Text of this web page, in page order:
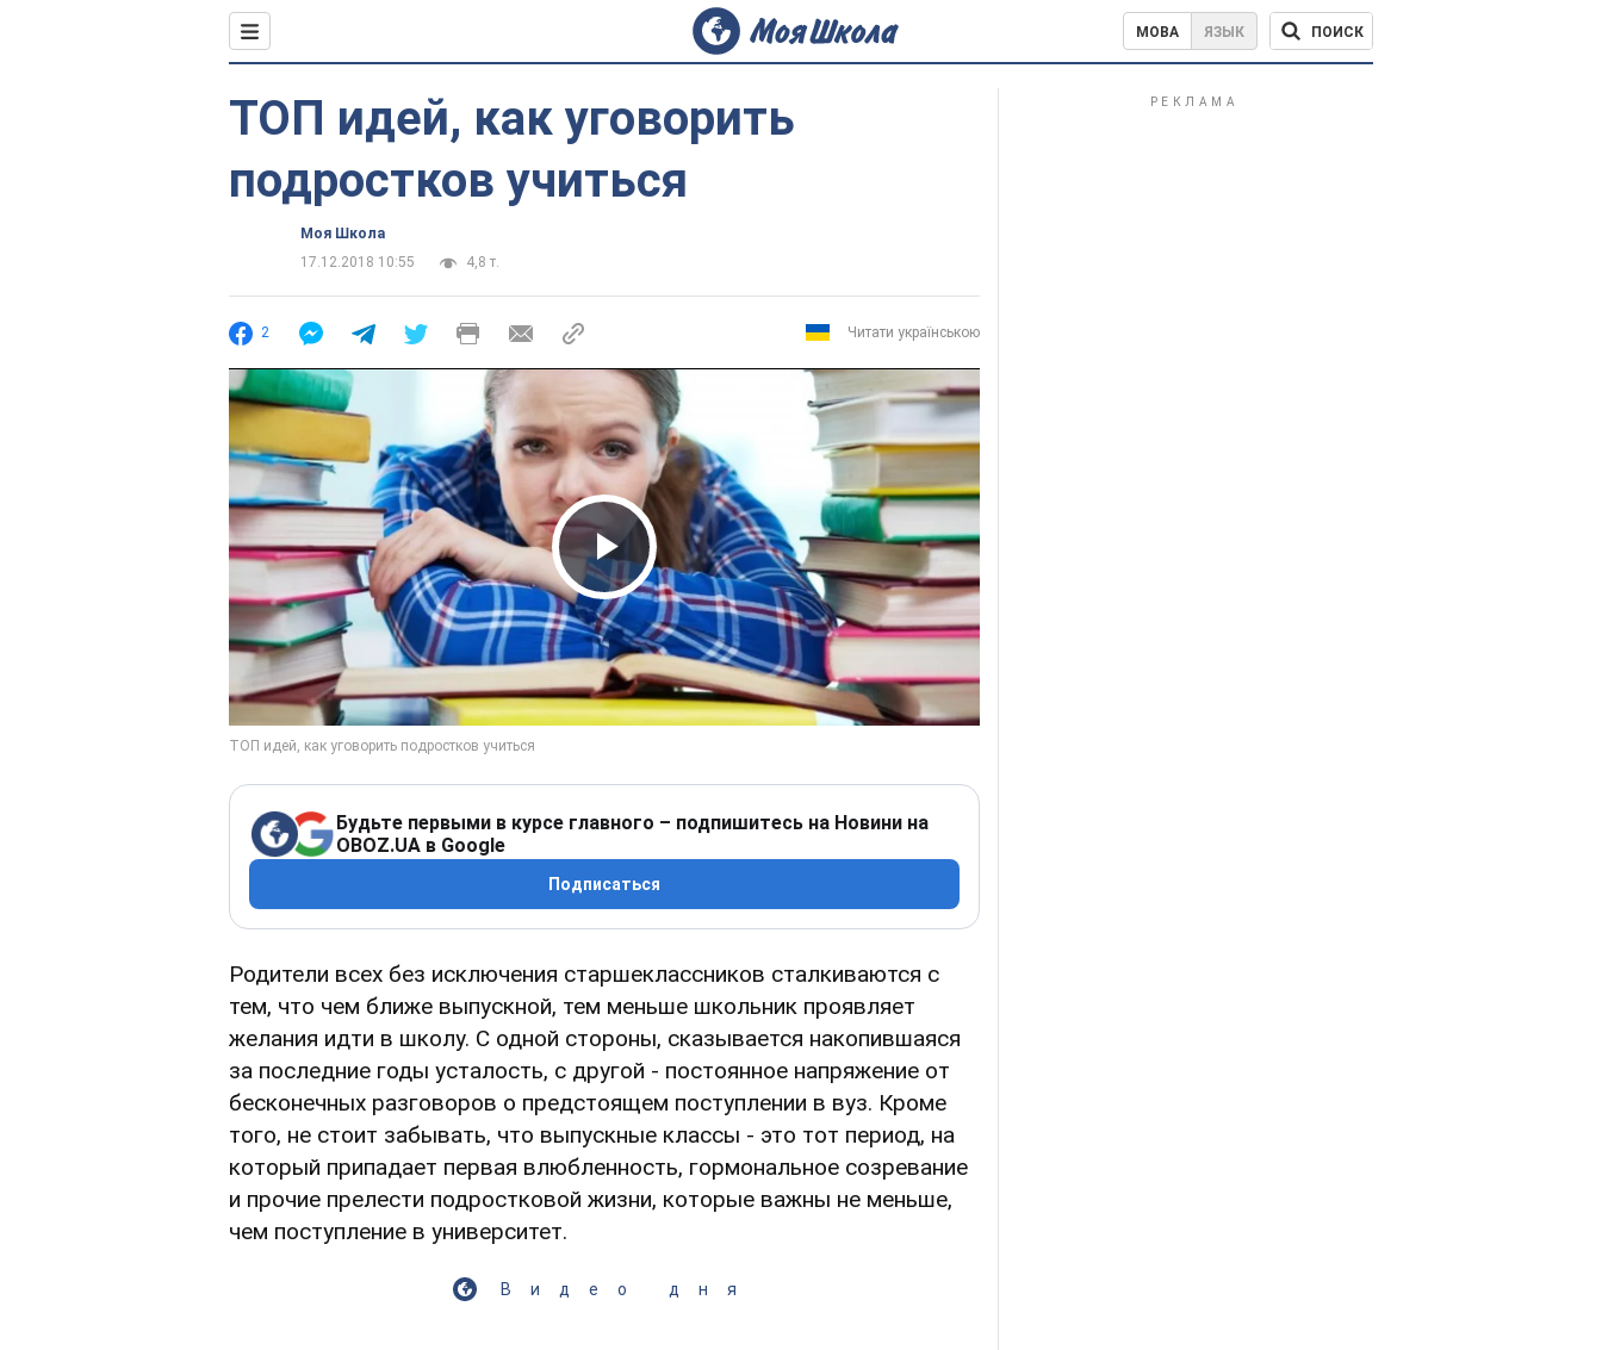
МОВА ЯЗЫК ПОИСК
ТОП идей, как уговорить
подростков учиться
Моя Школа
17.12.2018 10:55
4,8 т.
2 Читати українською
Play Video
Будьте первыми в курсе главного – подпишитесь на Новини на
OBOZ.UA в Google
Подписаться
Родители всех без исключения старшеклассников сталкиваются с
тем, что чем ближе выпускной, тем меньше школьник проявляет
желания идти в школу. С одной стороны, сказывается накопившаяся
за последние годы усталость, с другой - постоянное напряжение от
бесконечных разговоров о предстоящем поступлении в вуз. Кроме
того, не стоит забывать, что выпускные классы - это тот период, на
который припадает первая влюбленность, гормональное созревание
и прочие прелести подростковой жизни, которые важны не меньше,
чем поступление в университет.
Видео дня